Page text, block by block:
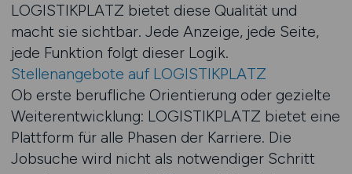
LOGISTIKPLATZ bietet diese Qualität und
macht sie sichtbar. Jede Anzeige, jede Seite,
jede Funktion folgt dieser Logik.
Stellenangebote auf LOGISTIKPLATZ
Ob erste berufliche Orientierung oder gezielte
Weiterentwicklung: LOGISTIKPLATZ bietet eine
Plattform für alle Phasen der Karriere. Die
Jobsuche wird nicht als notwendiger Schritt